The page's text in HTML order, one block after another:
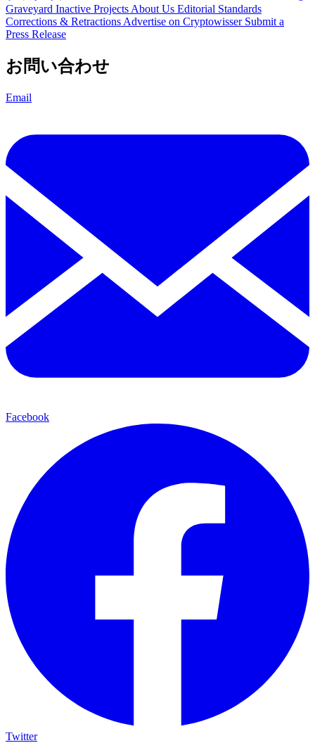
Graveyard Inactive Projects About Us Editorial Standards
Corrections & Retractions Advertise on Cryptowisser Submit a
Press Release
お問い合わせ
Email
Facebook
Twitter